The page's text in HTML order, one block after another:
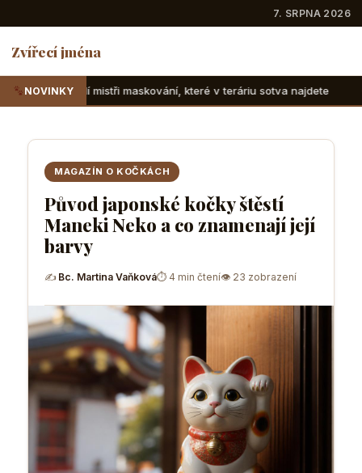
7. SRPNA 2026
Zvířecí jména
NOVINKY
maskování, které v teráriu sotva najdete Suchozemské
MAGAZÍN O KOČKÁCH
Původ japonské kočky štěstí
Maneki Neko a co znamenají její
barvy
✍ Bc. Martina Vaňková⏱ 4 min čtení👁 23 zobrazení